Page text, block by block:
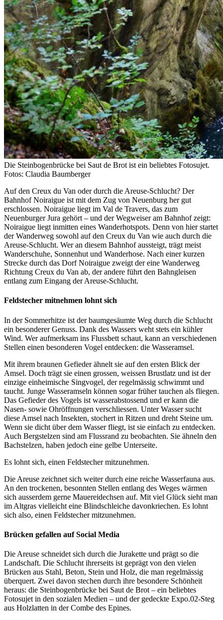
Die Steinbogenbrücke bei Saut de Brot ist ein beliebtes Fotosujet.
Fotos: Claudia Baumberger
Auf den Creux du Van oder durch die Areuse-Schlucht? Der
Bahnhof Noiraigue ist mit dem Zug von Neuenburg her gut
erschlossen. Noiraigue liegt im Val de Travers, das zum
Neuenburger Jura gehört – und der Wegweiser am Bahnhof zeigt:
Noiraigue liegt inmitten eines Wanderhotspots. Denn von hier startet
der Wanderweg sowohl auf den Creux du Van wie auch durch die
Areuse-Schlucht. Wer an diesem Bahnhof aussteigt, trägt meist
Wanderschuhe, Sonnenhut und Wanderhose. Nach einer kurzen
Strecke durch das Dorf Noiraigue zweigt der eine Wanderweg
Richtung Creux du Van ab, der andere führt den Bahngleisen
entlang zum Eingang der Areuse-Schlucht.
Feldstecher mitnehmen lohnt sich
In der Sommerhitze ist der baumgesäumte Weg durch die Schlucht
ein besonderer Genuss. Dank des Wassers weht stets ein kühler
Wind. Wer aufmerksam ins Flussbett schaut, kann an verschiedenen
Stellen einen besonderen Vogel entdecken: die Wasseramsel.
Mit ihrem braunen Gefieder ähnelt sie auf den ersten Blick der
Amsel. Doch trägt sie einen grossen, weissen Brustlatz und ist der
einzige einheimische Singvogel, der regelmässig schwimmt und
taucht. Junge Wasseramseln können sogar früher tauchen als fliegen.
Das Gefieder des Vogels ist wasserabstossend und er kann die
Nasen- sowie Ohröffnungen verschliessen. Unter Wasser sucht
diese Amsel nach Insekten, stochert in Ritzen und dreht Steine um.
Wenn sie dicht über dem Wasser fliegt, ist sie einfach zu entdecken.
Auch Bergstelzen sind am Flussrand zu beobachten. Sie ähneln den
Bachstelzen, haben jedoch eine gelbe Unterseite.
Es lohnt sich, einen Feldstecher mitzunehmen.
Die Areuse zeichnet sich weiter durch eine reiche Wasserfauna aus.
An den trockenen, besonnten Stellen entlang des Weges wärmen
sich ausserdem gerne Mauereidechsen auf. Mit viel Glück sieht man
im Altgras vielleicht eine Blindschleiche davonkriechen. Es lohnt
sich also, einen Feldstecher mitzunehmen.
Brücken gefallen auf Social Media
Die Areuse schneidet sich durch die Jurakette und prägt so die
Landschaft. Die Schlucht ihrerseits ist geprägt von den vielen
Brücken aus Stahl, Beton, Stein und Holz, die man regelmässig
überquert. Zwei davon stechen durch ihre besondere Schönheit
heraus: die Steinbogenbrücke bei Saut de Brot – ein beliebtes
Fotosujet in den sozialen Medien – und der gedeckte Expo.02-Steg
aus Holzlatten in der Combe des Epines.